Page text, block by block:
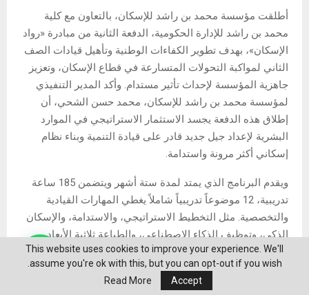
أطلقت مؤسسة محمد بن راشد للإسكان، بالتعاون مع كلية
محمد بن راشد للإدارة الحكومية، الدفعة الثانية من مبادرة «رواد
الإسكان»، بهدف تطوير الكفاءات الوطنية وتأهيل قيادات الصف
الثاني لمواكبة التحولات المتسارعة في قطاع الإسكان، وتعزيز
جاهزية المؤسسة لإحداث تأثير مستدام. وأكد المدير التنفيذي
لمؤسسة محمد بن راشد للإسكان، محمد حسن الشحي، أن
إطلاق هذه الدفعة يجسد الاستثمار الاستراتيجي في الموارد
البشرية لإعداد جيل جديد قادر على قيادة التنمية وبناء نظام
إسكاني أكثر مرونة واستدامة.
ويقدم البرنامج الذي يمتد لمدة ستة أشهر ويتضمن 185 ساعة
تدريبية، 12 موضوعاً تدريبياً شاملاً يغطي المهارات القيادية
والتخصصية. مثل التخطيط الاستراتيجي، والاستدامة، والإسكان
الذكي، وتوظيف الذكاء الاصطناعي، والطباعة ثلاثية الأبعاد.
وأوضح الرئيس التنفيذي لكلية محمد بن راشد للإدارة الحكومية
الدكتور علي بن سباع المري أن البرنامج يمثل نموذجا متطورا
This website uses cookies to improve your experience. We'll
assume you're ok with this, but you can opt-out if you wish.
Accept
Read More